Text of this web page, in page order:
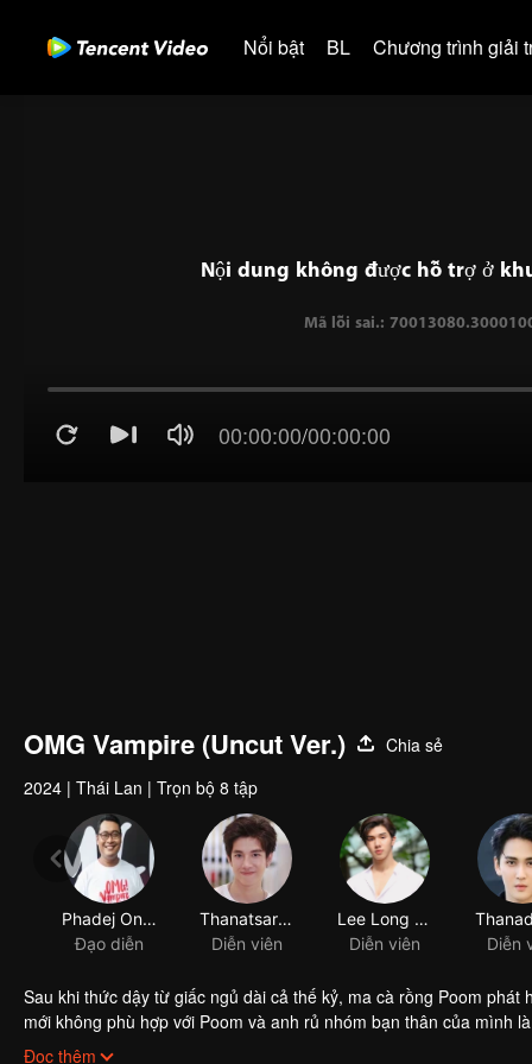
Nổi bật BL Chương trình giải
00:00:00/00:00:00
OMG Vampire (Uncut Ver.)
Chia sẻ
2024 | Thái Lan | Trọn bộ 8 tập
Phadej Onlahung
Đạo diễn
Thanatsaran Samthonglai
Diễn viên
Lee Long Shi (Lý Long Thế)
Diễn viên
Diễn
Sau khi thức dậy từ giấc ngủ dài cả thế kỷ, ma cà rồng Poom
mới không phù hợp với Poom và anh rủ nhóm bạn thân của mình
có nhiều tự do hơn. Tuy nhiên, việc đến được đó sẽ không hề dễ
Poom đến thế giới loài người và sống cuộc đời của một chàng trai
Đọc thêm